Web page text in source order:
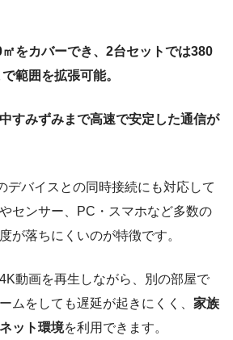
をカバーでき、2台セットでは380
範囲を拡張可能。
すみずみまで高速で安定した通信が
デバイスとの同時接続にも対応して
センサー、PC・スマホなど多数の
が落ちにくいのが特徴です。
動画を再生しながら、別の部屋で
ムをしても遅延が起きにくく、 家族
ット環境を利用できます。